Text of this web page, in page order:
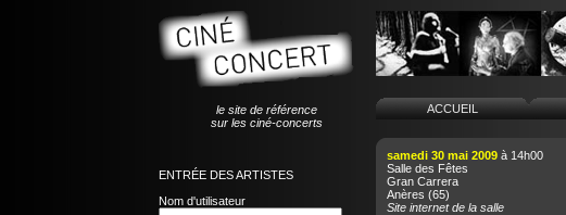
le site de référence
sur les ciné-concerts
ENTRÉE DES ARTISTES
Nom d'utilisateur
ACCUEIL
samedi 30 mai 2009à 14h00
Salle des Fêtes
Gran Carrera
Anères (65)
Site internet de la salle